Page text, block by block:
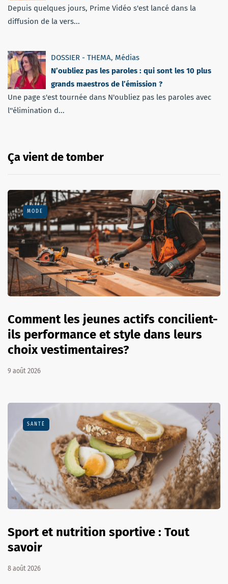
Depuis quelques jours, Prime Vidéo s'est lancé dans la
diffusion de la vers...
DOSSIER - THEMA, Médias
N’oubliez pas les paroles : qui sont les 10 plus
grands maestros de l’émission ?
Une page s'est tournée dans N'oubliez pas les paroles avec
l''élimination d...
Ça vient de tomber
MODE
Comment les jeunes actifs concilient-
ils performance et style dans leurs
choix vestimentaires?
9 août 2026
SANTÉ
Sport et nutrition sportive : Tout
savoir
8 août 2026